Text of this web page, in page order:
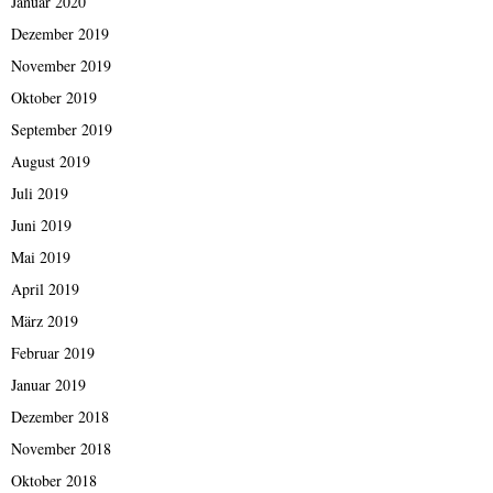
Dezember 2019
November 2019
Oktober 2019
September 2019
August 2019
Juli 2019
Juni 2019
Mai 2019
April 2019
März 2019
Februar 2019
Januar 2019
Dezember 2018
November 2018
Oktober 2018